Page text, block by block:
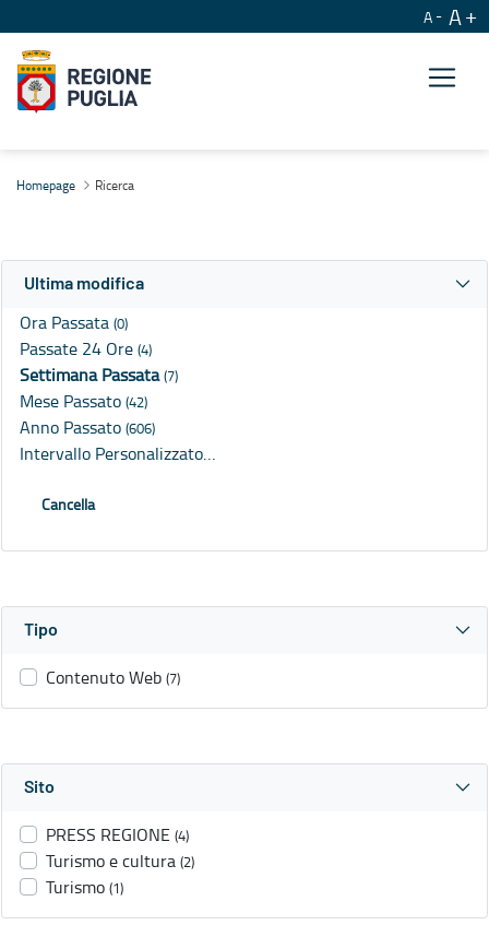
A A
Homepage Ricerca
Ultima modifica
Ora Passata (0)
Passate 24 Ore (4)
Settimana Passata(7)
Mese Passato (42)
Anno Passato (606)
Intervallo Personalizzato…
Cancella
Tipo
Contenuto Web (7)
Sito
PRESS REGIONE (4)
Turismo e cultura (2)
Turismo (1)